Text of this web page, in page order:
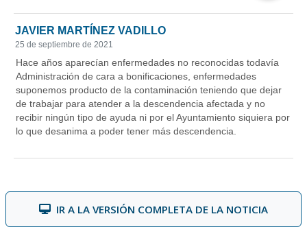
IR A LA VERSIÓN COMPLETA DE LA NOTICIA